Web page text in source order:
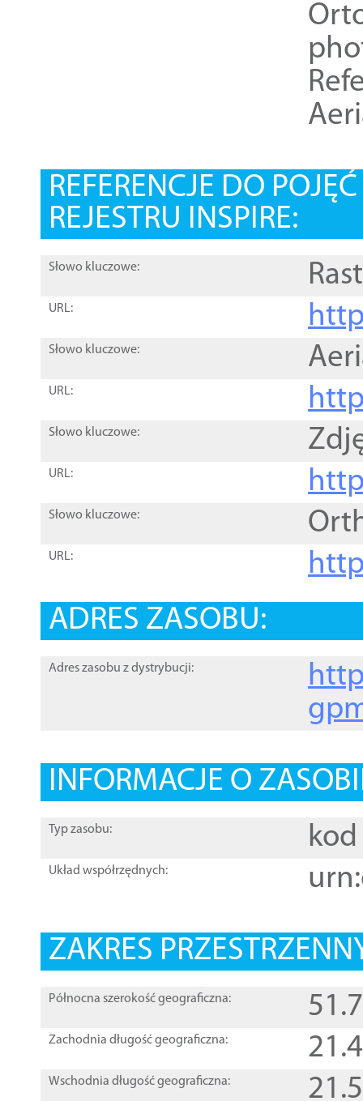
REFERENCJE DO
REJESTRU INSPIRE:
Słowo kluczowe:
URL:
Słowo kluczowe:
URL:
Słowo kluczowe:
URL:
Słowo kluczowe:
URL:
ADRES ZASOBU:
Adres zasobu z dystrybucji:
INFORMACJE O
Typ zasobu: kod
Układ współrzędnych:
ZAKRES
Północna szerokość geograficzna:
Zachodnia długość geograficzna:
Wschodnia długość geograficzna: